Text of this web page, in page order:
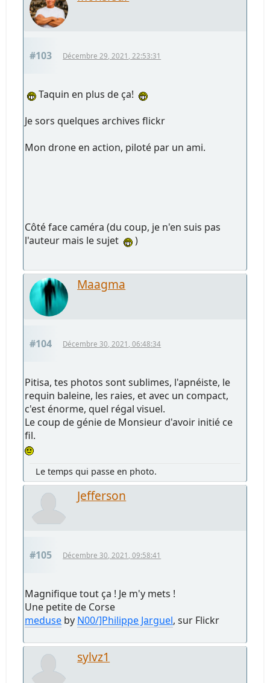
#103 Décembre 29, 2021, 22:53:31
Taquin en plus de ça!
Je sors quelques archives flickr
Mon drone en action, piloté par un ami.
Côté face caméra (du coup, je n'en suis pas
l'auteur mais le sujet
)
Maagma
#104 Décembre 30, 2021, 06:48:34
Pitisa, tes photos sont sublimes, l'apnéiste, le
requin baleine, les raies, et avec un compact,
c'est énorme, quel régal visuel.
Le coup de génie de Monsieur d'avoir initié ce
fil.
Le temps qui passe en photo.
Jefferson
#105 Décembre 30, 2021, 09:58:41
Magnifique tout ça ! Je m'y mets !
Une petite de Corse
meduse by N00/]Philippe Jarguel, sur Flickr
sylvz1